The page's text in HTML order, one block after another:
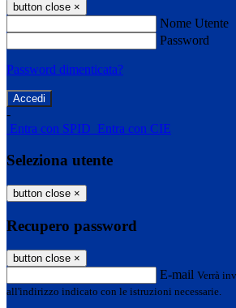
button close ×
Nome Utente
Password
Password dimenticata?
-
Entra con SPID Entra con CIE
Seleziona utente
button close ×
Recupero password
button close ×
E-mail Verrà
all'indirizzo indicato con le istruzioni necessarie.